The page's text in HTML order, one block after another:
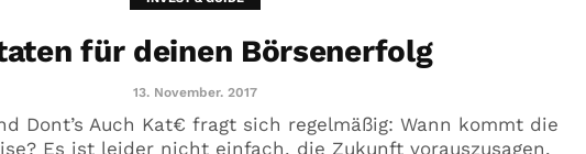
für deinen Börsenerfolg
13. November. 2017
Dont’s Auch Kat€ fragt sich regelmäßig: Wann kommt die
Es ist leider nicht einfach, die Zukunft vorauszusagen.